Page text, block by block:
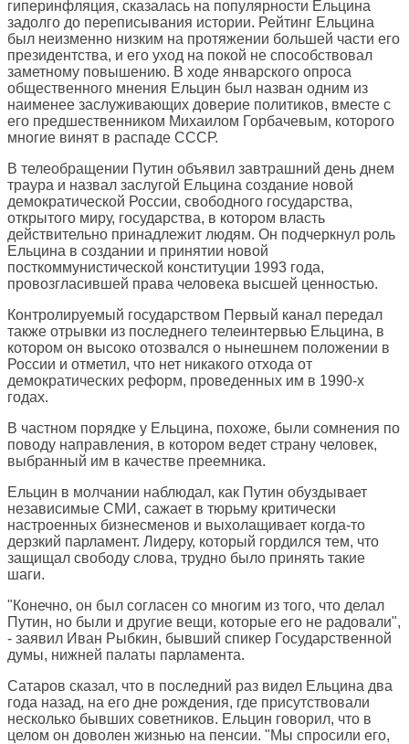
гиперинфляция, сказалась на популярности Ельцина
задолго до переписывания истории. Рейтинг Ельцина
был неизменно низким на протяжении большей части его
президентства, и его уход на покой не способствовал
заметному повышению. В ходе январского опроса
общественного мнения Ельцин был назван одним из
наименее заслуживающих доверие политиков, вместе с
его предшественником Михаилом Горбачевым, которого
многие винят в распаде СССР.
В телеобращении Путин объявил завтрашний день днем
траура и назвал заслугой Ельцина создание новой
демократической России, свободного государства,
открытого миру, государства, в котором власть
действительно принадлежит людям. Он подчеркнул роль
Ельцина в создании и принятии новой
посткоммунистической конституции 1993 года,
провозгласившей права человека высшей ценностью.
Контролируемый государством Первый канал передал
также отрывки из последнего телеинтервью Ельцина, в
котором он высоко отозвался о нынешнем положении в
России и отметил, что нет никакого отхода от
демократических реформ, проведенных им в 1990-х
годах.
В частном порядке у Ельцина, похоже, были сомнения по
поводу направления, в котором ведет страну человек,
выбранный им в качестве преемника.
Ельцин в молчании наблюдал, как Путин обуздывает
независимые СМИ, сажает в тюрьму критически
настроенных бизнесменов и выхолащивает когда-то
дерзкий парламент. Лидеру, который гордился тем, что
защищал свободу слова, трудно было принять такие
шаги.
"Конечно, он был согласен со многим из того, что делал
Путин, но были и другие вещи, которые его не радовали",
- заявил Иван Рыбкин, бывший спикер Государственной
думы, нижней палаты парламента.
Сатаров сказал, что в последний раз видел Ельцина два
года назад, на его дне рождения, где присутствовали
несколько бывших советников. Ельцин говорил, что в
целом он доволен жизнью на пенсии. "Мы спросили его,